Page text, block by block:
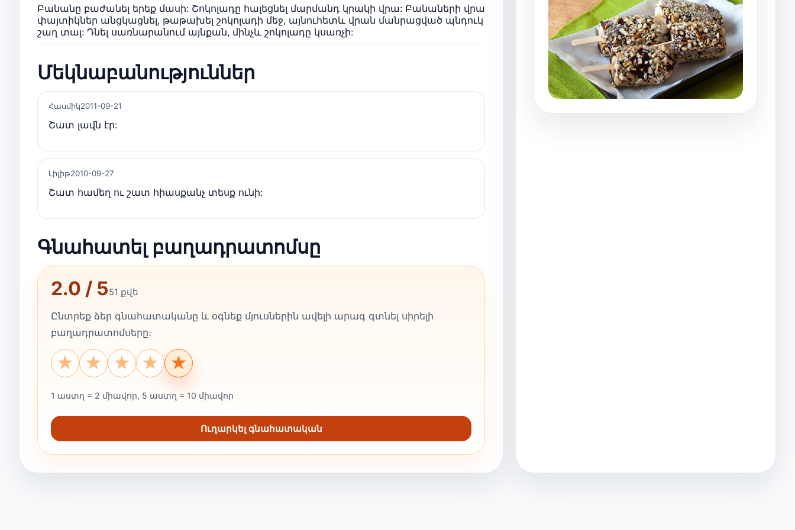
Բանանը բաժանել երեք մասի: Շոկոլադը հալեցնել մարմանդ կրակի վրա: Բանաների վրա
փայտիկներ անցկացնել, թաթախել շոկոլադի մեջ, այնուհետև վրան մանրացված պնդուկ
շաղ տալ: Դնել սառնարանում այնքան, մինչև շոկոլադը կսառչի:
Մեկնաբանություններ
Հասմիկ2011-09-21
Շատ լավն էր:
Լիլիթ2010-09-27
Շատ համեղ ու շատ հիասքանչ տեսք ունի:
Գնահատել բաղադրատոմսը
2.0 / 551 քվե
Ընտրեք ձեր գնահատականը և օգնեք մյուսներին ավելի արագ գտնել սիրելի
բաղադրատոմսերը։
★
★
★
★
★
1 աստղ = 2 միավոր, 5 աստղ = 10 միավոր
Ուղարկել գնահատական